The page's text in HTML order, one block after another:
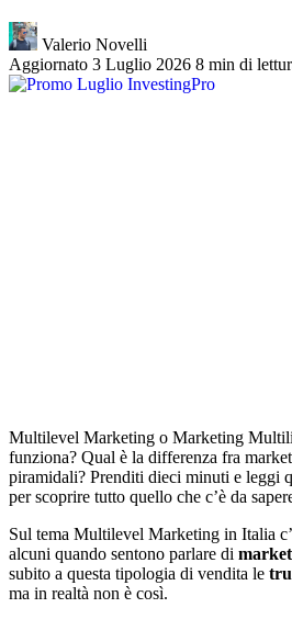
Valerio Novelli
Aggiornato 3 Luglio 2026 8 min di
Multilevel Marketing o Marketing
funziona? Qual è la differenza fra
piramidali? Prenditi dieci minuti e leggi
per scoprire tutto quello che c’è da
Sul tema Multilevel Marketing in Italia
alcuni quando sentono parlare di
subito a questa tipologia di vendita le
ma in realtà non è così.